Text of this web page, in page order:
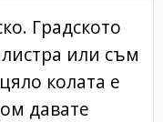
Градското
или съм
колата е
давате